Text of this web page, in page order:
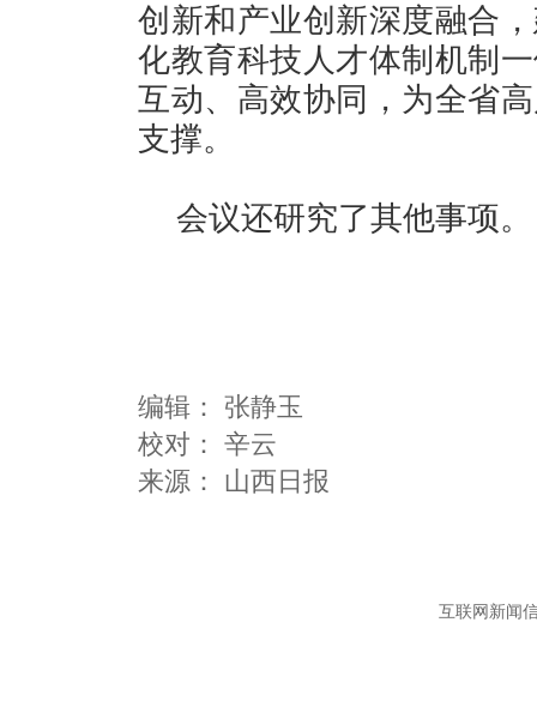
创新和产业创新深度融合
化教育科技人才体制机制
互动、高效协同，为全省
支撑。
会议还研究了其他事项。
编辑： 张静玉
校对： 辛云
互联网新闻